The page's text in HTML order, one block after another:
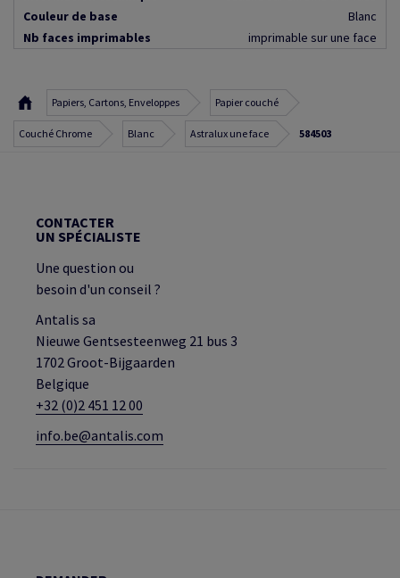
Couleur de base
Blanc
Nb faces imprimables
imprimable sur une face
Papiers, Cartons, Enveloppes Papier couché
Couché Chrome Blanc Astralux une face 584503
CONTACTER
UN SPÉCIALISTE
Une question ou
besoin d'un conseil ?
Antalis sa
Nieuwe Gentsesteenweg 21 bus 3
1702 Groot-Bijgaarden
Belgique
+32 (0)2 451 12 00
info.be@antalis.com